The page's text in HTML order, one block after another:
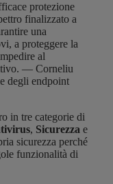
protezione
finalizzato a
una
a proteggere la
al
— Corneliu
degli endpoint
in tre categorie di
, Sicurezza e
sicurezza perché
funzionalità di